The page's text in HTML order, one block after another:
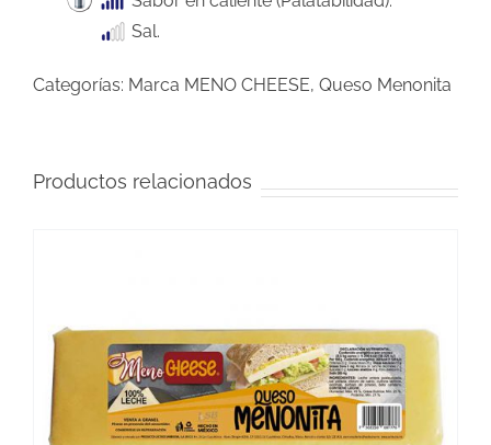
Sal.
Categorías: Marca MENO CHEESE, Queso Menonita
Productos relacionados